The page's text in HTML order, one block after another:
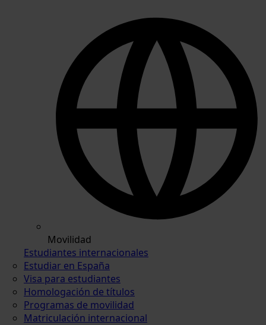
Movilidad
Estudiantes internacionales
Estudiar en España
Visa para estudiantes
Homologación de títulos
Programas de movilidad
Matriculación internacional